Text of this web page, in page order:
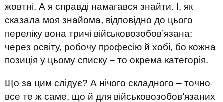
жовтні. А я справді намагався знайти. І, як
сказала моя знайома, відповідно до цього
переліку вона тричі військовозобов’язана:
через освіту, робочу професію й хобі, бо кожна
позиція у цьому списку – то окрема категорія.
Що за цим слідує? А нічого складного – точно
все те ж саме, що й для військовозобов’язаних